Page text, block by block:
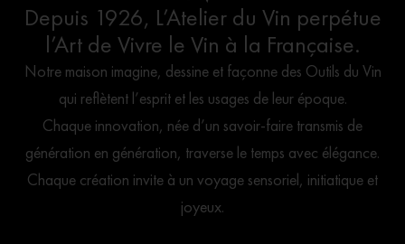
Depuis 1926, L’Atelier du Vin perpétue
l’Art de Vivre le Vin à la Française.
Notre maison imagine, dessine et façonne des Outils du Vin
qui reflètent l’esprit et les usages de leur époque.
Chaque innovation, née d’un savoir-faire transmis de
génération en génération, traverse le temps avec élégance.
Chaque création invite à un voyage sensoriel, initiatique et
joyeux.